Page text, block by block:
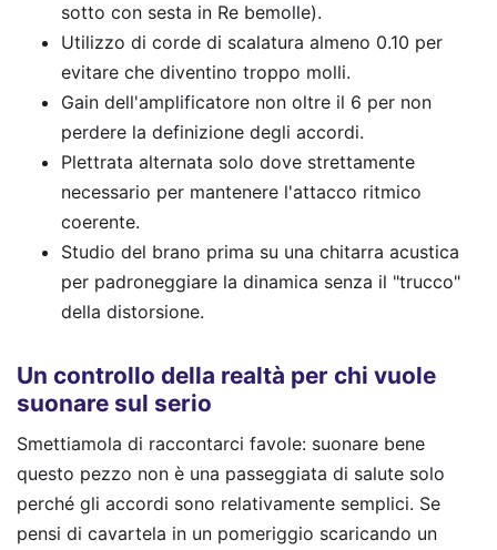
sotto con sesta in Re bemolle).
Utilizzo di corde di scalatura almeno 0.10 per
evitare che diventino troppo molli.
Gain dell'amplificatore non oltre il 6 per non
perdere la definizione degli accordi.
Plettrata alternata solo dove strettamente
necessario per mantenere l'attacco ritmico
coerente.
Studio del brano prima su una chitarra acustica
per padroneggiare la dinamica senza il "trucco"
della distorsione.
Un controllo della realtà per chi vuole
suonare sul serio
Smettiamola di raccontarci favole: suonare bene
questo pezzo non è una passeggiata di salute solo
perché gli accordi sono relativamente semplici. Se
pensi di cavartela in un pomeriggio scaricando un